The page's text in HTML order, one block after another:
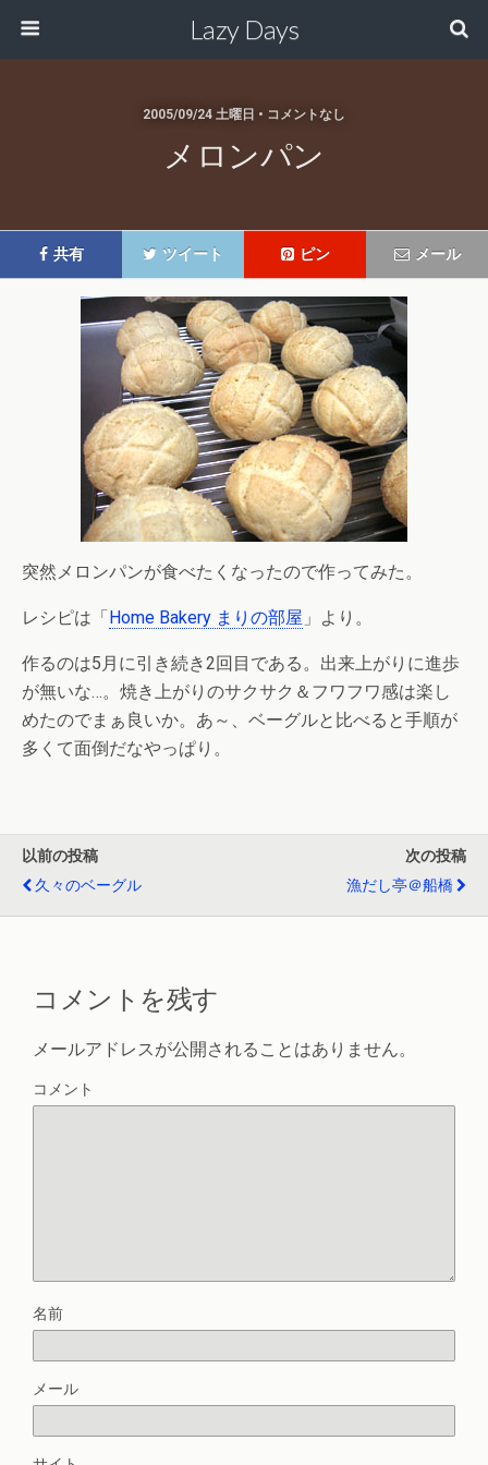
Lazy Days
2005/09/24 土曜日 • コメントなし
メロンパン
共有 ツイート ピン メール
突然メロンパンが食べたくなったので作ってみた。
レシピは「Home Bakery まりの部屋 」より。
作るのは5月に引き続き2回目である。出来上がりに進歩
が無いな…。焼き上がりのサクサク＆フワフワ感は楽し
めたのでまぁ良いか。あ～、ベーグルと比べると手順が
多くて面倒だなやっぱり。
以前の投稿
久々のベーグル
次の投稿
漁だし亭＠船橋
コメントを残す
メールアドレスが公開されることはありません。
コメント
名前
メール